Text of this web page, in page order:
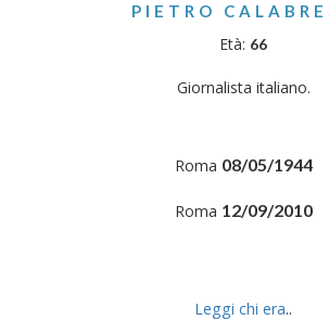
PIETRO
Età: 66
Giornalista italiano.
Roma 08/05/1944
Roma 12/09/2010
Leggi chi era..